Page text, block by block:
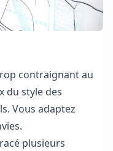
contraignant au
du style des
Vous adaptez
plusieurs